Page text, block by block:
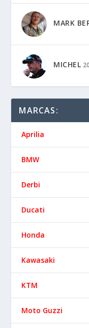
MARK
MICHEL
MARCAS:
Aprilia
BMW
Derbi
Ducati
Honda
Kawasaki
KTM
Moto Guzzi